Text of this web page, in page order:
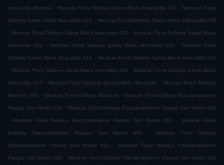
Huecatitla Morelos . Mexican Food Delivery Santa María Huecatitla 011 . Mexican Food
Delivery Santa María Huecatitla 024 . Mexican Food Delivery Santa María Huecatitla 026
. Mexican Food Delivery Santa María Huecatitla 010 . Mexican Food Delivery Santa María
Huecatitla 005 . Mexican Food Delivery Santa María Huecatitla 013 . Mexican Food
Delivery Santa María Huecatitla 016 . Mexican Food Delivery Santa María Huecatitla 001
. Mexican Food Delivery Santa María Huecatitla 004 . Mexican Food Delivery Santa María
Huecatitla 017 . Mexican Food Delivery Santa María Huecatitla . Mexican Food Delivery
Machero 001 . Mexican Food Delivery Machero . Mexican Food Delivery Fraccionamiento
Parque San Mateo 029 . Mexican Food Delivery Fraccionamiento Parque San Mateo 028
.
Mexican Food Delivery Fraccionamiento Parque San Mateo 007 . Mexican Food
Delivery Fraccionamiento Parque San Mateo 034 . Mexican Food Delivery
Fraccionamiento Parque San Mateo 031 . Mexican Food Delivery Fraccionamiento
Parque San Mateo 009 . Mexican Food Delivery Fraccionamiento Parque San Mateo 011